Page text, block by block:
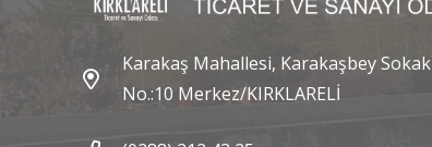
Karakaş Mahallesi, Karakaşbey Sokak
No.:10 Merkez/KIRKLARELİ